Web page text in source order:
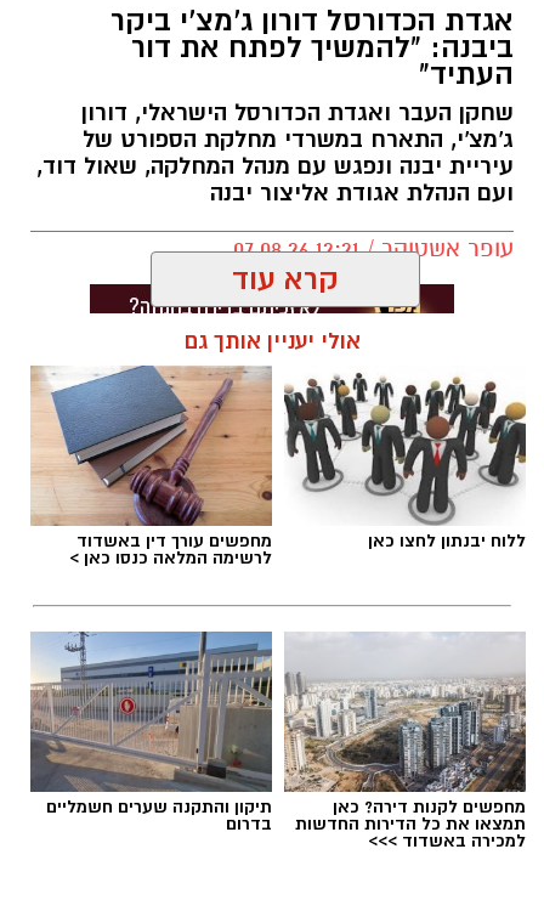
אגדת הכדורסל דורון ג'מצ'י ביקר
ביבנה: "להמשיך לפתח את דור
העתיד"
שחקן העבר ואגדת הכדורסל הישראלי, דורון
ג'מצ'י, התארח במשרדי מחלקת הספורט של
עיריית יבנה ונפגש עם מנהל המחלקה, שאול דוד,
ועם הנהלת אגודת אליצור יבנה
עופר אשטוקר / 12:21 07.08.26
תגים:אליצור יבנה, דורון ג'מצ'י ביבנה
קרא עוד
אולי יעניין אותך גם
ללוח יבנתון לחצו כאן מחפשים עורך דין באשדוד
לרשימה המלאה כנסו כאן >
מחפשים לקנות דירה? כאן
תמצאו את כל הדירות החדשות
למכירה באשדוד >>>
תיקון והתקנה שערים חשמליים
בדרום